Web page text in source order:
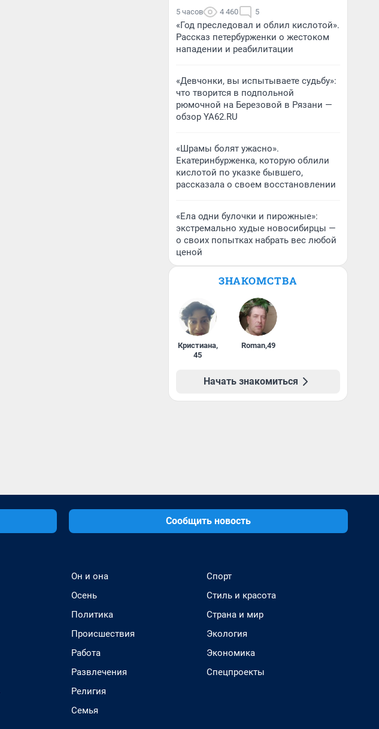
5 часов 4 460 5
«Год преследовал и облил кислотой».
Рассказ петербурженки о жестоком
нападении и реабилитации
«Девчонки, вы испытываете судьбу»:
что творится в подпольной
рюмочной на Березовой в Рязани —
обзор YA62.RU
«Шрамы болят ужасно».
Екатеринбурженка, которую облили
кислотой по указке бывшего,
рассказала о своем восстановлении
«Ела одни булочки и пирожные»:
экстремально худые новосибирцы —
о своих попытках набрать вес любой
ценой
ЗНАКОМСТВА
Кристиана,
45
Roman,49
Начать знакомиться
Сообщить новость
Он и она
Осень
Политика
Происшествия
Работа
Развлечения
Религия
Семья
Спорт
Стиль и красота
Страна и мир
Экология
Экономика
Спецпроекты